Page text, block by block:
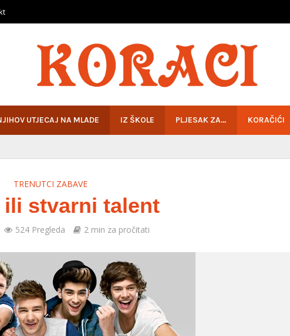
UTJECAJ NA MLADE IZ ŠKOLE PLJESAK ZA… KORAČIĆI
TRENUTCI ZABAVE
ili stvarni talent
524 Pregleda 2 min za pročitati